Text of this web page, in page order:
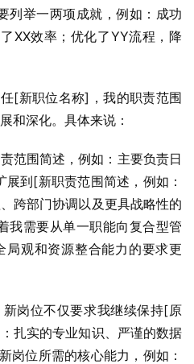
列举一两项成就，例如：成功
XX效率；优化了YY流程，降
[新职位名称]，我的职责范围
和深化。具体来说：
范围简述，例如：主要负责日
到[新职责范围简述，例如：
跨部门协调以及更具战略性的
我需要从单一职能向复合型管
局观和资源整合能力的要求更
新岗位不仅要求我继续保持[原
扎实的专业知识、严谨的数据
岗位所需的核心能力，例如：